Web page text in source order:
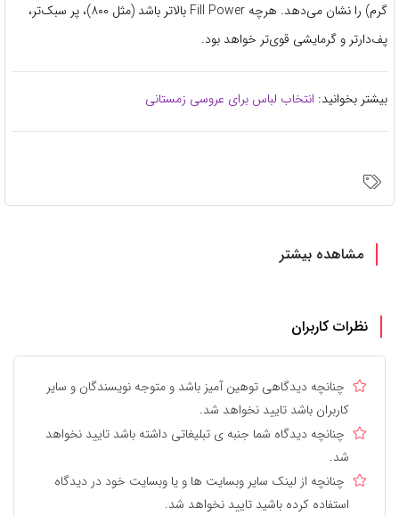
گرم) را نشان می‌دهد. هرچه Fill Power بالاتر باشد (مثل ۸۰۰)، پر سبک‌تر،
پف‌دارتر و گرمایشی قوی‌تر خواهد بود.
بیشتر بخوانید: انتخاب لباس برای عروسی زمستانی
مشاهده بیشتر
نظرات کاربران
چنانچه دیدگاهی توهین آمیز باشد و متوجه نویسندگان و سایر
کاربران باشد تایید نخواهد شد.
چنانچه دیدگاه شما جنبه ی تبلیغاتی داشته باشد تایید نخواهد
شد.
چنانچه از لینک سایر وبسایت ها و یا وبسایت خود در دیدگاه
استفاده کرده باشید تایید نخواهد شد.